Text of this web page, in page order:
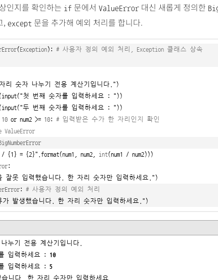
인지를 확인하는 if 문에서 ValueError대신 새롭게 정의한
, except 문을 추가해 예외 처리를 합니다.
(Exception): # 사용자 정의 예외 처리, Exception 클래스 상속
리 숫자 나누기 전용 계산기입니다." )
"첫 번째 숫자를 입력하세요 : " ))
"두 번째 숫자를 입력하세요 : " ))
10 or num2 >= 10: # 입력받은 수가 한 자리인지 확인
ValueError
/ {1} = {2}" .format(num1, num2, int
:
잘못 입력했습니다. 한 자리 숫자만 입력하세요." )
: # 사용자 정의 예외 처리
가 발생했습니다. 한 자리 숫자만 입력하세요." )
누기 전용 계산기입니다.
입력하세요 : 10
입력하세요 : 5
습니다. 한 자리 숫자만 입력하세요.